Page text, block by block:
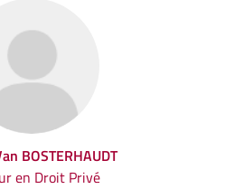
BOSTERHAUDT
en Droit Privé